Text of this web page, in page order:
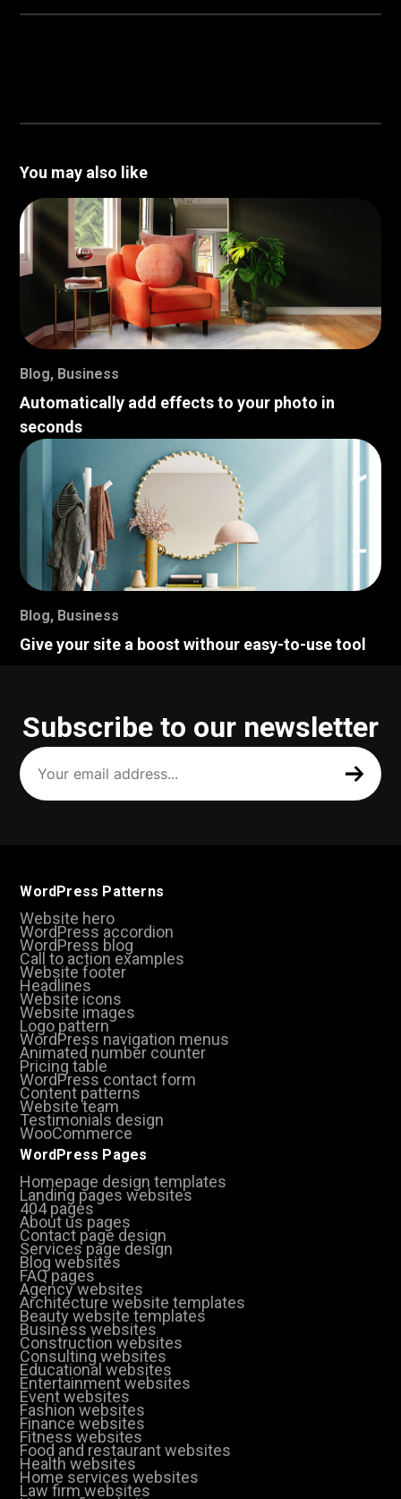
You may also like
Blog, Business
Automatically add effects to your photo in
seconds
Blog, Business
Give your site a boost withour easy-to-use tool
Subscribe to our newsletter
Your
email
address
(Required)
WordPress Patterns
Website hero
WordPress accordion
WordPress blog
Call to action examples
Website footer
Headlines
Website icons
Website images
Logo pattern
WordPress navigation menus
Animated number counter
Pricing table
WordPress contact form
Content patterns
Website team
Testimonials design
WooCommerce
WordPress Pages
Homepage design templates
Landing pages websites
404 pages
About us pages
Contact page design
Services page design
Blog websites
FAQ pages
Agency websites
Architecture website templates
Beauty website templates
Business websites
Construction websites
Consulting websites
Educational websites
Entertainment websites
Event websites
Fashion websites
Finance websites
Fitness websites
Food and restaurant websites
Health websites
Home services websites
Law firm websites